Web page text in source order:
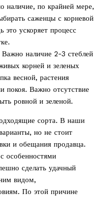
наличие, по крайней мере,
саженцы с корневой
это ускоряет процесс
наличие 2-3 стеблей
корней и зеленых
весной, растения
покоя. Важно отсутствие
ровной и зеленой.
сорта. В наши
но не стоит
и обещания продавца.
особенностями
сделать удачный
видом,
По этой причине